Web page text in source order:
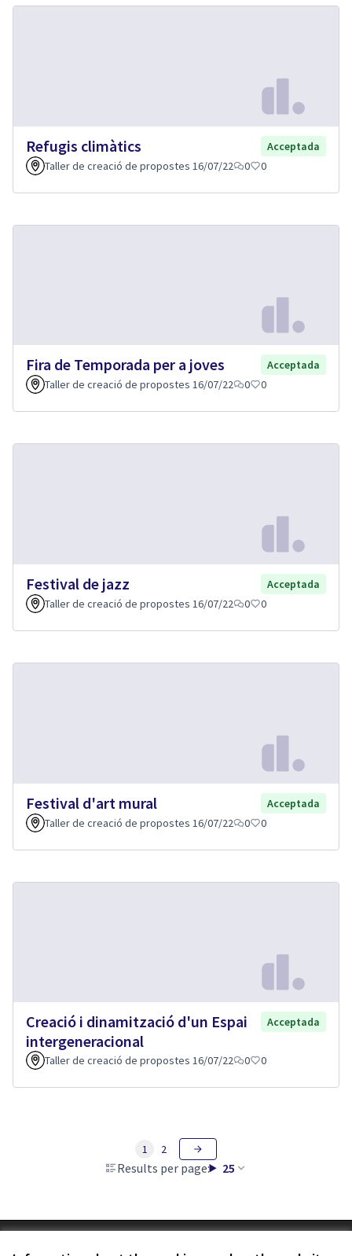
Refugis climàtics
Acceptada
Taller de creació de propostes 16/07/22
0 0
Fira de Temporada per a joves
Acceptada
Taller de creació de propostes 16/07/22
0 0
Festival de jazz
Acceptada
Taller de creació de propostes 16/07/22
0 0
Festival d'art mural
Acceptada
Taller de creació de propostes 16/07/22
0 0
Creació i dinamització d'un Espai
intergeneracional
Acceptada
Taller de creació de propostes 16/07/22 0 0
Results per page: 25
1 2